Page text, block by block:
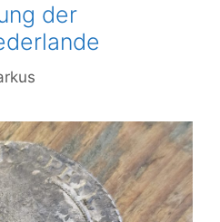
der